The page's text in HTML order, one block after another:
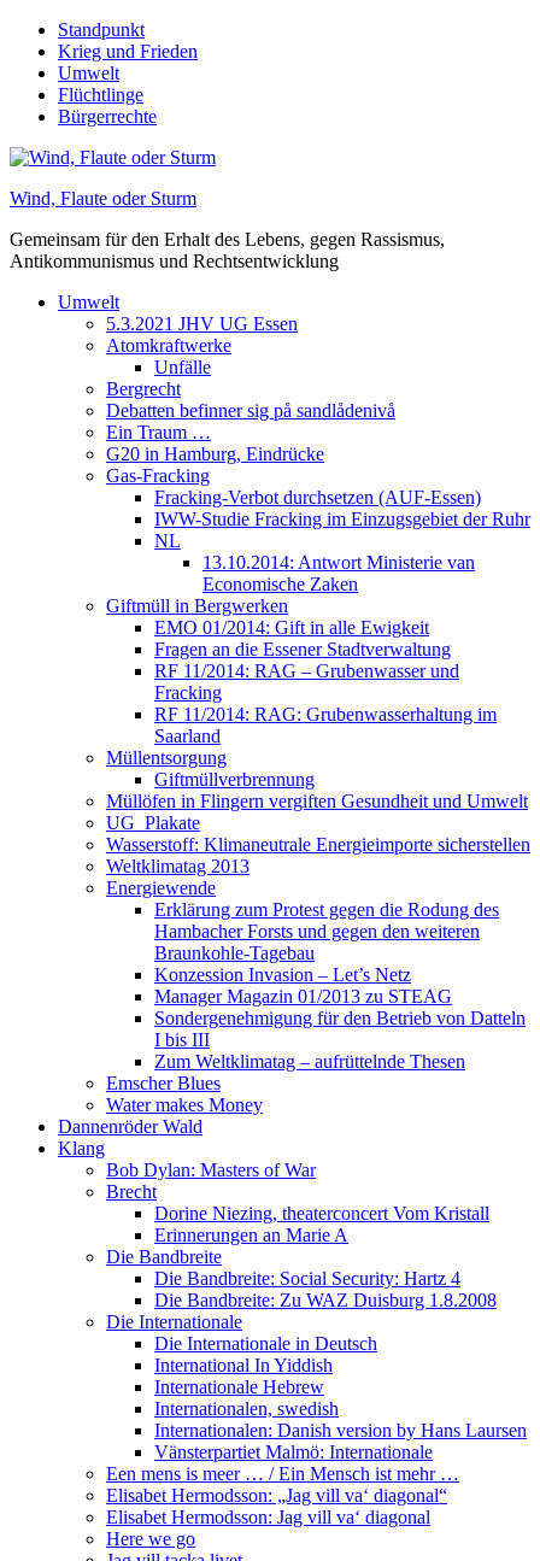
Skip
content
Standpunkt
Krieg und Frieden
Umwelt
Flüchtlinge
Bürgerrechte
Wind, Flaute oder Sturm
Gemeinsam für den Erhalt des Lebens, gegen Rassismus,
Antikommunismus und Rechtsentwicklung
Umwelt
5.3.2021 JHV UG Essen
Atomkraftwerke
Unfälle
Bergrecht
Debatten befinner sig på sandlådenivå
Ein Traum …
G20 in Hamburg, Eindrücke
Gas-Fracking
Fracking-Verbot durchsetzen (AUF-Essen)
IWW-Studie Fracking im Einzugsgebiet der Ruhr
NL
13.10.2014: Antwort Ministerie van
Economische Zaken
Giftmüll in Bergwerken
EMO 01/2014: Gift in alle Ewigkeit
Fragen an die Essener Stadtverwaltung
RF 11/2014: RAG – Grubenwasser und
Fracking
RF 11/2014: RAG: Grubenwasserhaltung im
Saarland
Müllentsorgung
Giftmüllverbrennung
Müllöfen in Flingern vergiften Gesundheit und Umwelt
UG_Plakate
Wasserstoff: Klimaneutrale Energieimporte sicherstellen
Weltklimatag 2013
Energiewende
Erklärung zum Protest gegen die Rodung des
Hambacher Forsts und gegen den weiteren
Braunkohle-Tagebau
Konzession Invasion – Let’s Netz
Manager Magazin 01/2013 zu STEAG
Sondergenehmigung für den Betrieb von Datteln
I bis III
Zum Weltklimatag – aufrüttelnde Thesen
Emscher Blues
Water makes Money
Dannenröder Wald
Klang
Bob Dylan: Masters of War
Brecht
Dorine Niezing, theaterconcert Vom Kristall
Erinnerungen an Marie A
Die Bandbreite
Die Bandbreite: Social Security: Hartz 4
Die Bandbreite: Zu WAZ Duisburg 1.8.2008
Die Internationale
Die Internationale in Deutsch
International In Yiddish
Internationale Hebrew
Internationalen, swedish
Internationalen: Danish version by Hans Laursen
Vänsterpartiet Malmö: Internationale
Een mens is meer … / Ein Mensch ist mehr …
Elisabet Hermodsson: „Jag vill va‘ diagonal“
Elisabet Hermodsson: Jag vill va‘ diagonal
Here we go